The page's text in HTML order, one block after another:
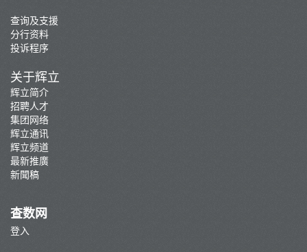
查询及支援
分行资料
投诉程序
关于辉立
辉立简介
招聘人才
集团网络
辉立通讯
辉立频道
最新推廣
新聞稿
查数网
登入